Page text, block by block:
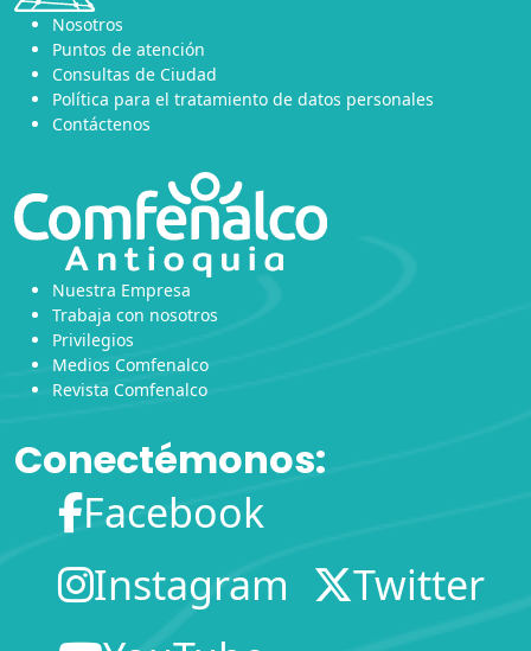
Nosotros
Puntos de atención
Consultas de Ciudad
Política para el tratamiento de datos personales
Contáctenos
Nuestra Empresa
Trabaja con nosotros
Privilegios
Medios Comfenalco
Revista Comfenalco
Conectémonos:
Facebook
Instagram
Twitter